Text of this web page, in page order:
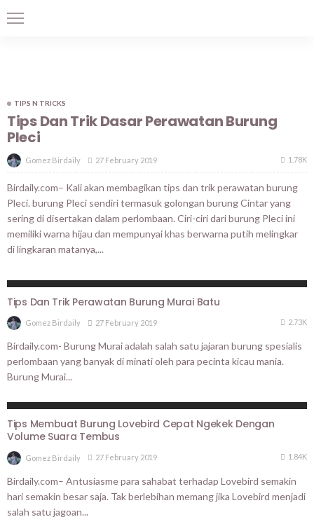
TIPS N TRICKS
Tips Dan Trik Dasar Perawatan Burung
Pleci
Gomez Birdaily 27 February 2019 1.78K
Birdaily.com– Kali akan membagikan tips dan trik perawatan burung
Pleci. burung Pleci sendiri termasuk golongan burung Cintar yang
sering di disertakan dalam perlombaan. Ciri-ciri dari burung Pleci ini
memiliki warna hijau dan mempunyai khas berwarna putih melingkar
di lingkaran matanya,...
Tips Dan Trik Perawatan Burung Murai Batu
Gomez Birdaily 27 February 2019 2.73K
Birdaily.com- Burung Murai adalah salah satu jajaran burung spesialis
perlombaan yang banyak di minati oleh para pecinta kicau mania.
Burung Murai...
Tips Membuat Burung Lovebird Cepat Ngekek Dengan
Volume Suara Tembus
Gomez Birdaily 27 February 2019 1.84K
Birdaily.com– Antusiasme para sahabat terhadap Lovebird semakin
hari semakin besar saja. Tak berlebihan memang jika Lovebird menjadi
salah satu jagoan...